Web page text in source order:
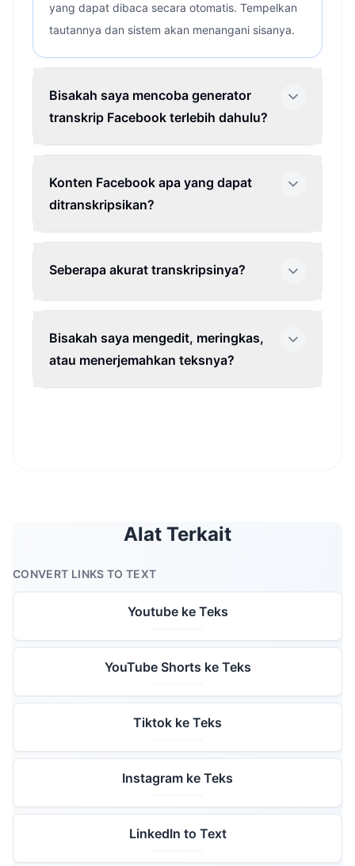
yang dapat dibaca secara otomatis. Tempelkan
tautannya dan sistem akan menangani sisanya.
Bisakah saya mencoba generator
transkrip Facebook terlebih dahulu?
Konten Facebook apa yang dapat
ditranskripsikan?
Seberapa akurat transkripsinya?
Bisakah saya mengedit, meringkas,
atau menerjemahkan teksnya?
Alat Terkait
CONVERT LINKS TO TEXT
Youtube ke Teks
YouTube Shorts ke Teks
Tiktok ke Teks
Instagram ke Teks
LinkedIn to Text